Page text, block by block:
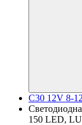
C30 12V 8-
150 LED,